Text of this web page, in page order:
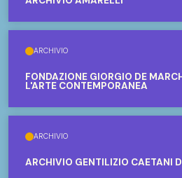
ARCHIVIO
FONDAZIONE GIORGIO DE
L'ARTE CONTEMPORANEA
ARCHIVIO
ARCHIVIO GENTILIZIO CAETANI